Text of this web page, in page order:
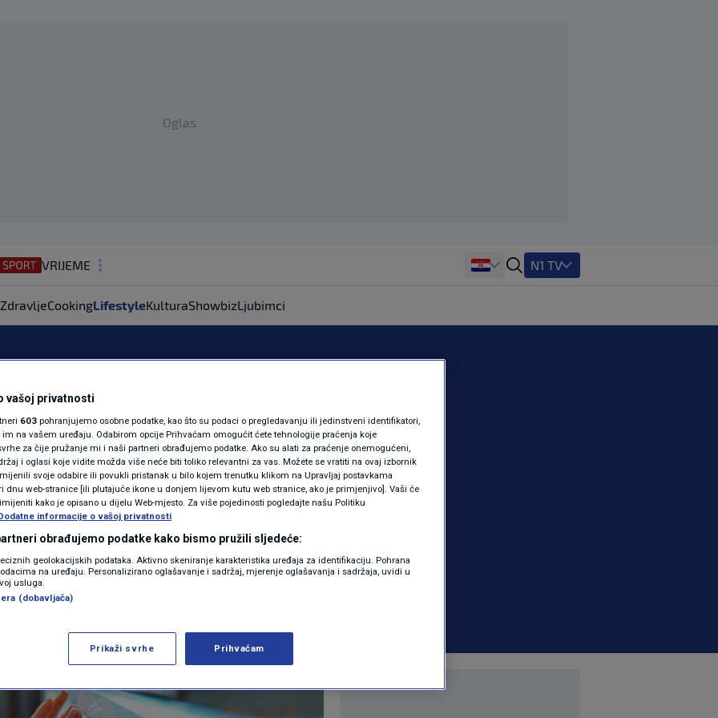
Oglas
VRIJEME
REGIJA
MAGAZIN
KOLUMNE
N1(DIS)INFO
KLIMATSKE PROMJENE
FOTO
VIDEO
N1 TV
ZdravljeCookingLifestyleKulturaShowbizLjubimci
su vam
s ovim
LIFESTYLE 0 komentara
Više
vašoj privatnosti
603 pohranjujemo osobne podatke, kao što su podaci o pregledavanju ili jedinstveni identifikatori,
na vašem uređaju. Odabirom opcije Prihvaćam omogućit ćete tehnologije praćenja koje
za čije pružanje mi i naši partneri obrađujemo podatke. Ako su alati za praćenje onemogućeni,
i oglasi koje vidite možda više neće biti toliko relevantni za vas. Možete se vratiti na ovaj izbornik
svoje odabire ili povukli pristanak u bilo kojem trenutku klikom na Upravljaj postavkama
dnu web-stranice [ili plutajuće ikone u donjem lijevom kutu web stranice, ako je primjenjivo]. Vaši će
kako je opisano u dijelu Web-mjesto. Za više pojedinosti pogledajte našu Politiku
informacije o vašoj privatnosti
obrađujemo podatke kako bismo pružili sljedeće:
geolokacijskih podataka. Aktivno skeniranje karakteristika uređaja za identifikaciju. Pohrana
na uređaju. Personalizirano oglašavanje i sadržaj, mjerenje oglašavanja i sadržaja, uvidi u
usluga.
(dobavljača)
Prikaži svrhe Prihvaćam